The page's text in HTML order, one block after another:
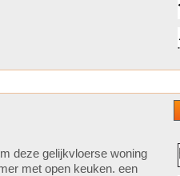
deze gelijkvloerse woning
met open keuken. een